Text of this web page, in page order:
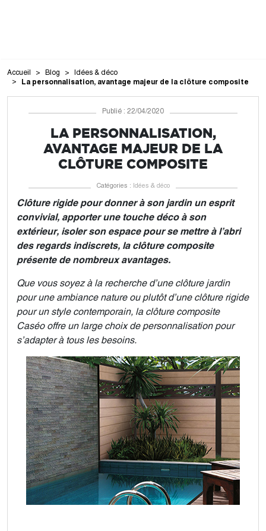
Accueil Blog Idées & déco
La personnalisation, avantage majeur de la clôture composite
Publié : 22/04/2020
LA PERSONNALISATION,
AVANTAGE MAJEUR DE LA
CLÔTURE COMPOSITE
Catégories : Idées & déco
Clôture rigide pour donner à son jardin un esprit
convivial, apporter une touche déco à son
extérieur, isoler son espace pour se mettre à l’abri
des regards indiscrets, la clôture composite
présente de nombreux avantages.
Que vous soyez à la recherche d’une clôture jardin
pour une ambiance nature ou plutôt d’une clôture rigide
pour un style contemporain, la clôture composite
Caséo offre un large choix de personnalisation pour
s’adapter à tous les besoins.